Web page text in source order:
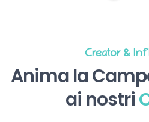
Creator &
Anima la
ai nostri